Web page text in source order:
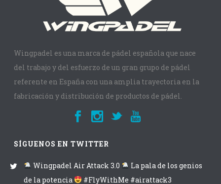
Wingpadel es una marca de pádel española que nace
del trabajo y del esfuerzo de un gran grupo de pádel
referente en España con una amplia trayectoria en la
fabricación y distribución de productos de pádel.
SÍGUENOS EN TWITTER
Wingpadel Air Attack 3.0
La pala de los genios
de la potencia
#FlyWithMe #airattack3